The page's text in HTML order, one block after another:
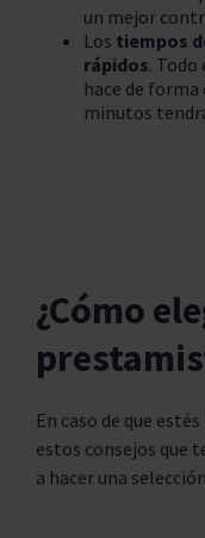
un mejor
Los tiempos
rápidos. Todo
hace de
minutos
¿Cómo
En caso de que
estos consejos que
a hacer una